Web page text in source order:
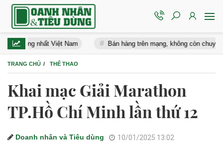
rộng nhất Việt Nam Bán hàng trên mạng, không còn chuyện “bán
TRANG CHỦ THỂ THAO
Khai mạc Giải Marathon
TP.Hồ Chí Minh lần thứ 12
Doanh nhân và Tiêu dùng 10/01/2025 13:02